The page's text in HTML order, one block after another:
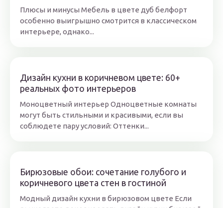
Плюсы и минусы Мебель в цвете дуб белфорт
особенно выигрышно смотрится в классическом
интерьере, однако...
Дизайн кухни в коричневом цвете: 60+
реальных фото интерьеров
Моноцветный интерьер Одноцветные комнаты
могут быть стильными и красивыми, если вы
соблюдете пару условий: Оттенки...
Бирюзовые обои: сочетание голубого и
коричневого цвета стен в гостиной
Модный дизайн кухни в бирюзовом цвете Если